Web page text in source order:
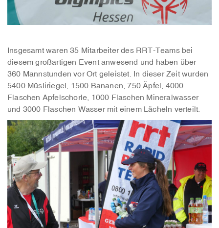
Insgesamt waren 35 Mitarbeiter des RRT-Teams bei
diesem großartigen Event anwesend und haben über
360 Mannstunden vor Ort geleistet. In dieser Zeit wurden
5400 Müsliriegel, 1500 Bananen, 750 Äpfel, 4000
Flaschen Apfelschorle, 1000 Flaschen Mineralwasser
und 3000 Flaschen Wasser mit einem Lächeln verteilt.